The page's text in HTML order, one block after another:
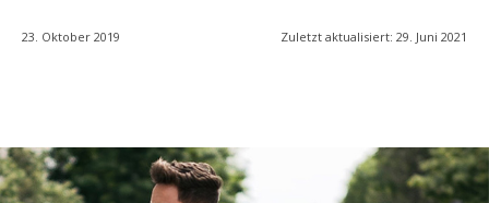
23. Oktober 2019 Zuletzt aktualisiert: 29. Juni 2021